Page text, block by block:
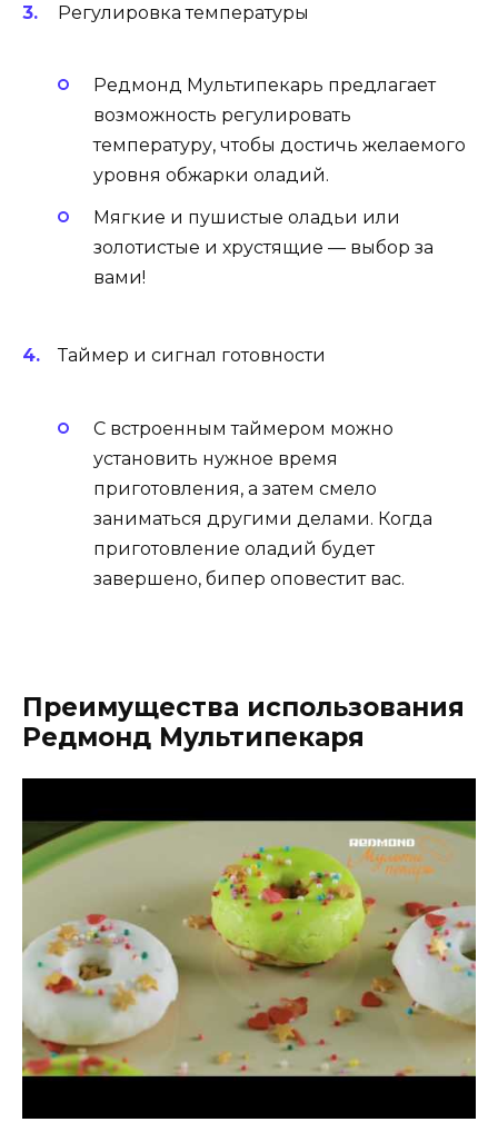
Регулировка температуры
Редмонд Мультипекарь предлагает
возможность регулировать
температуру, чтобы достичь желаемого
уровня обжарки оладий.
Мягкие и пушистые оладьи или
золотистые и хрустящие — выбор за
вами!
Таймер и сигнал готовности
С встроенным таймером можно
установить нужное время
приготовления, а затем смело
заниматься другими делами. Когда
приготовление оладий будет
завершено, бипер оповестит вас.
Преимущества использования
Редмонд Мультипекаря